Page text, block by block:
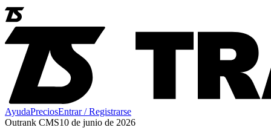
AyudaPreciosEntrar / Registrarse
Outrank CMS10 de junio de 2026